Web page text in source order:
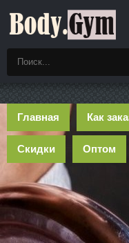
Главная Как
Скидки Оптом